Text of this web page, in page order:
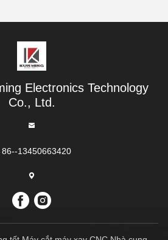
Electronics Technology
Co., Ltd.
86--13450663420